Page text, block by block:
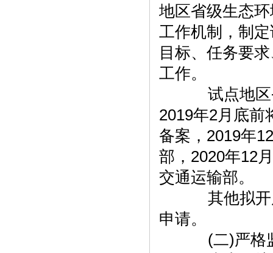
地区省级生态
工作机制，制
目标、任务要
工作。
试点地区
2019年2月底前
备案，2019年
部，2020年12
交通运输部。
其他拟开
申请。
(二)严格